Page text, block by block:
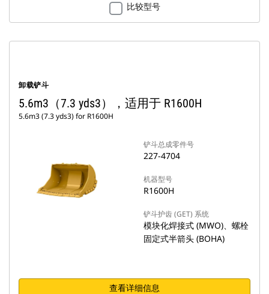
比较型号
卸载铲斗
5.6m3（7.3 yds3），适用于 R1600H
5.6m3 (7.3 yds3) for R1600H
铲斗总成零件号
227-4704
机器型号
R1600H
铲斗护齿 (GET) 系统
模块化焊接式 (MWO)、螺栓
固定式半箭头 (BOHA)
查看详细信息